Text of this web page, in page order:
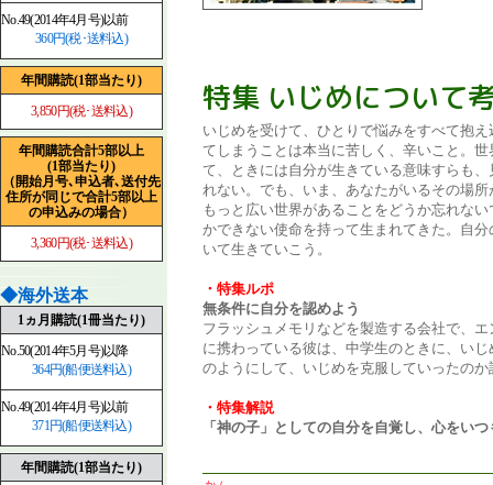
No.49(2014年4月号)以前
360円(税･送料込)
年間購読(1部当たり)
3,850円(税･送料込)
年間購読合計5部以上
(1部当たり)
（開始月号､申込者､送付先
住所が同じで合計5部以上
の申込みの場合）
3,360円(税･送料込)
◆海外送本
1ヵ月購読(1冊当たり)
No.50(2014年5月号)以降
364円(船便送料込)
No.49(2014年4月号)以前
371円(船便送料込)
年間購読(1部当たり)
特集 いじめについて
いじめを受けて、ひとりで悩みをすべて抱
てしまうことは本当に苦しく、辛いこと。
て、ときには自分が生きている意味すらも
れない。でも、いま、あなたがいるその場
もっと広い世界があることをどうか忘れな
かできない使命を持って生まれてきた。自
いて生きていこう。
・特集ルポ
無条件に自分を認めよう
フラッシュメモリなどを製造する会社で、
に携わっている彼は、中学生のときに、い
のようにして、いじめを克服していったのか
・特集解説
「神の子」としての自分を自覚し、心をい